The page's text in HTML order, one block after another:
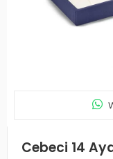
Cebeci 14